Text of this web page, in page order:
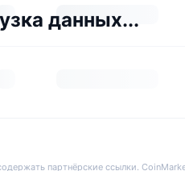
данных...
партнёрские ссылки.